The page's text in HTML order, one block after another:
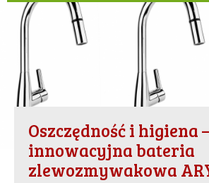
Oszczędność i higiena
innowacyjna bateria
zlewozmywakowa